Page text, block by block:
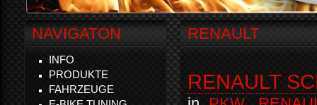
RENAULT
RENAULT
NAVIGATON
INFO
PRODUKTE
FAHRZEUGE